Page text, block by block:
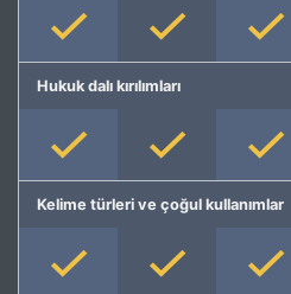
Hukuk dalı kırılımları
Kelime türleri ve çoğul kullanımlar